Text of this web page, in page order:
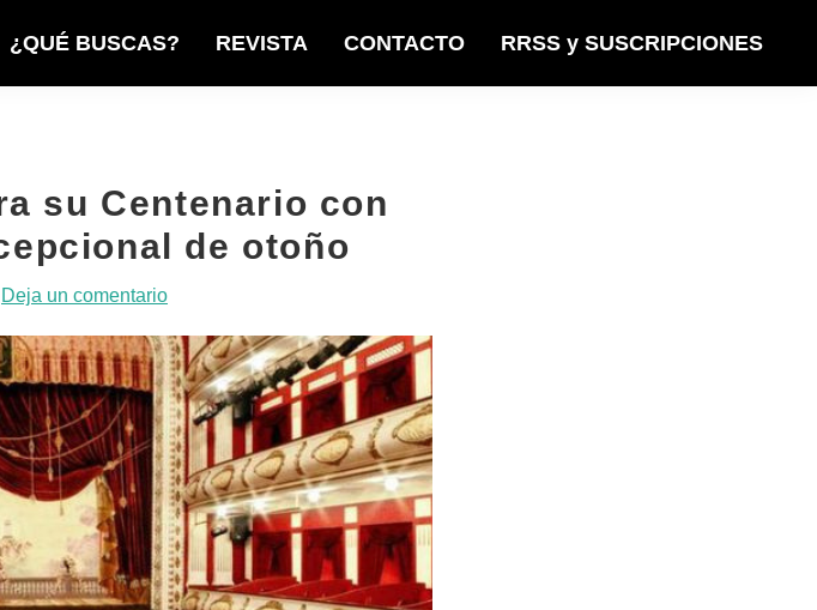
¿QUÉ BUSCAS? REVISTA CONTACTO RRSS y SUSCRIPCIONES
su Centenario con
de otoño
Deja un comentario